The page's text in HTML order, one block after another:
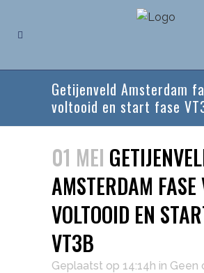
Getijenveld Amsterdam
voltooid en start fase
01 MEI
AMSTERDAM
VOLTOOID EN
VT3B
Geplaatst op 14:14h in Geen